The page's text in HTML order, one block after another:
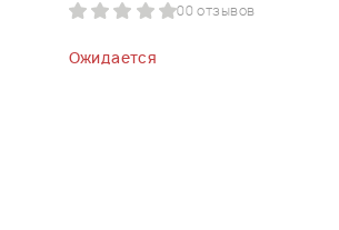
00 отзывов
Ожидается